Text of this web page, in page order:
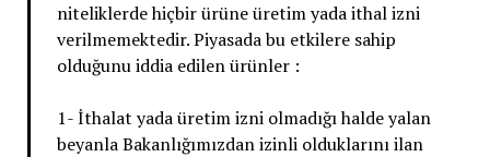
niteliklerde hiçbir ürüne üretim yada ithal izni
verilmemektedir. Piyasada bu etkilere sahip
olduğunu iddia edilen ürünler :
1- İthalat yada üretim izni olmadığı halde yalan
beyanla Bakanlığımızdan izinli olduklarını ilan